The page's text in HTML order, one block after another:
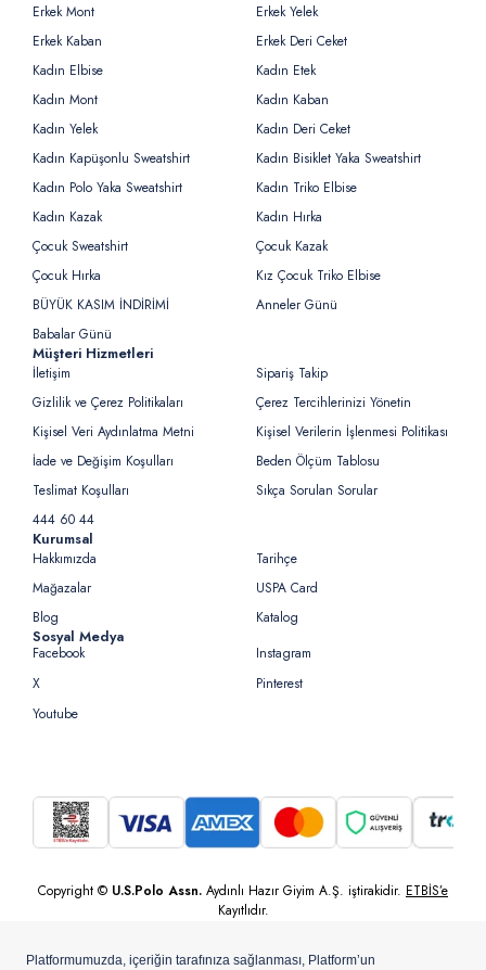
Erkek Mont
Erkek Yelek
Erkek Kaban
Erkek Deri Ceket
Kadın Elbise
Kadın Etek
Kadın Mont
Kadın Kaban
Kadın Yelek
Kadın Deri Ceket
Kadın Kapüşonlu Sweatshirt
Kadın Bisiklet Yaka Sweatshirt
Kadın Polo Yaka Sweatshirt
Kadın Triko Elbise
Kadın Kazak
Kadın Hırka
Çocuk Sweatshirt
Çocuk Kazak
Çocuk Hırka
Kız Çocuk Triko Elbise
BÜYÜK KASIM İNDİRİMİ
Anneler Günü
Babalar Günü
Müşteri Hizmetleri
İletişim
Sipariş Takip
Gizlilik ve Çerez Politikaları
Çerez Tercihlerinizi Yönetin
Kişisel Veri Aydınlatma Metni
Kişisel Verilerin İşlenmesi Politikası
İade ve Değişim Koşulları
Beden Ölçüm Tablosu
Teslimat Koşulları
Sıkça Sorulan Sorular
444 60 44
Kurumsal
Hakkımızda
Tarihçe
Mağazalar
USPA Card
Blog
Katalog
Sosyal Medya
Facebook
Instagram
X
Pinterest
Youtube
Copyright © U.S.Polo Assn. Aydınlı Hazır Giyim A.Ş. iştirakidir. ETBİS’e
Kayıtlıdır.